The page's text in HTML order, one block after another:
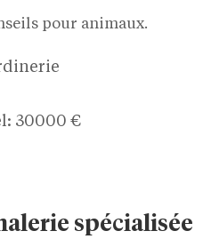
pour animaux.
30000 €
spécialisée